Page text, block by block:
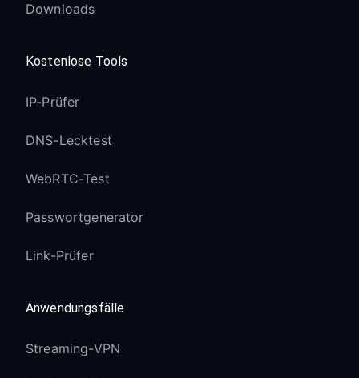
Downloads
Kostenlose Tools
IP-Prüfer
DNS-Lecktest
WebRTC-Test
Passwortgenerator
Link-Prüfer
Anwendungsfälle
Streaming-VPN